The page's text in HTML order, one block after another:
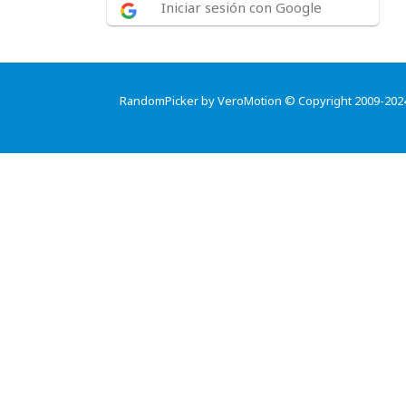
Iniciar sesión con Google
RandomPicker by VeroMotion © Copyright 2009-